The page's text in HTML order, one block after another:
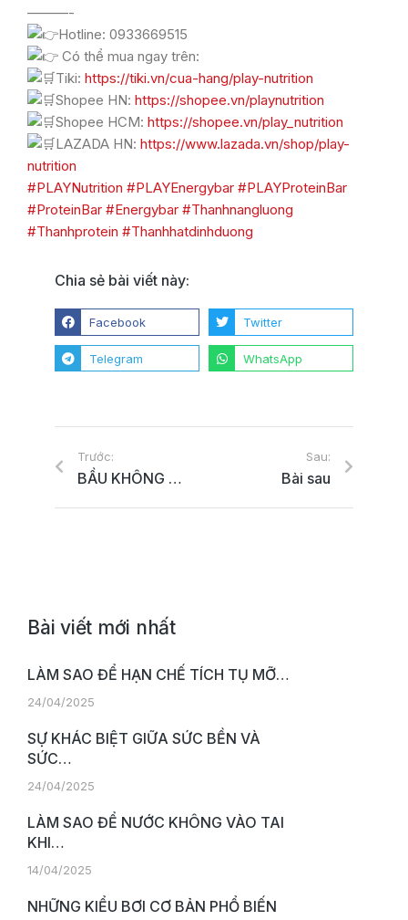
Bài viết mới nhất
LÀM SAO ĐỂ HẠN CHẾ TÍCH TỤ MỠ…
24/04/2025
SỰ KHÁC BIỆT GIỮA SỨC BỀN VÀ
SỨC…
24/04/2025
LÀM SAO ĐỂ NƯỚC KHÔNG VÀO TAI
KHI…
14/04/2025
NHỮNG KIỂU BƠI CƠ BẢN PHỔ BIẾN
———-
Hotline: 0933669515
Có thể mua ngay trên:
Tiki: https://tiki.vn/cua-hang/play-nutrition
Shopee HN: https://shopee.vn/playnutrition
Shopee HCM: https://shopee.vn/play_nutrition
LAZADA HN: https://www.lazada.vn/shop/play-
nutrition
#PLAYNutrition #PLAYEnergybar #PLAYProteinBar
#ProteinBar #Energybar #Thanhnangluong
#Thanhprotein #Thanhhatdinhduong
Chia sẻ bài viết này:
Facebook Twitter
Telegram WhatsApp
Trước:
BẦU KHÔNG KHÍ ĐẦY CUỒNG NHIỆT TẠI LỄ KHAI MẠC GIẢI BÓNG RỔ VBA 2022
Sau:
Bài sau